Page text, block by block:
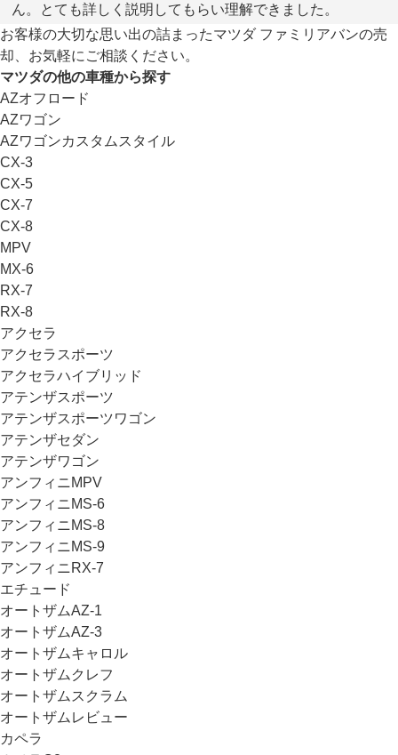
ん。とても詳しく説明してもらい理解できました。
お客様の大切な思い出の詰まったマツダ ファミリアバンの売
却、お気軽にご相談ください。
マツダの他の車種から探す
AZオフロード
AZワゴン
AZワゴンカスタムスタイル
CX-3
CX-5
CX-7
CX-8
MPV
MX-6
RX-7
RX-8
アクセラ
アクセラスポーツ
アクセラハイブリッド
アテンザスポーツ
アテンザスポーツワゴン
アテンザセダン
アテンザワゴン
アンフィニMPV
アンフィニMS-6
アンフィニMS-8
アンフィニMS-9
アンフィニRX-7
エチュード
オートザムAZ-1
オートザムAZ-3
オートザムキャロル
オートザムクレフ
オートザムスクラム
オートザムレビュー
カペラ